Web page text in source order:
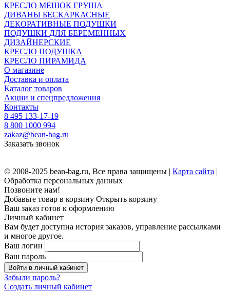
КРЕСЛО МЕШОК ГРУША
ДИВАНЫ БЕСКАРКАСНЫЕ
ДЕКОРАТИВНЫЕ ПОДУШКИ
ПОДУШКИ ДЛЯ БЕРЕМЕННЫХ
ДИЗАЙНЕРСКИЕ
КРЕСЛО ПОДУШКА
КРЕСЛО ПИРАМИДА
О магазине
Доставка и оплата
Каталог товаров
Акции и спецпредложения
Контакты
8 495 133-17-19
8 800 1000 994
zakaz@bean-bag.ru
Заказать звонок
© 2008-2025 bean-bag.ru, Все права защищены | Карта сайта |
Обработка персональных данных
Позвоните нам!
Добавьте товар в корзину Открыть корзину
Ваш заказ готов к оформлению
Личный кабинет
Вам будет доступна история заказов, управление рассылками
и многое другое.
Ваш логин
Ваш пароль
Войти в личный кабинет
Забыли пароль?
Создать личный кабинет